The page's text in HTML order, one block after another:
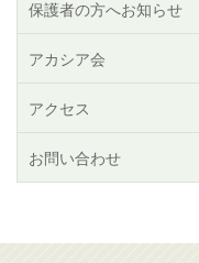
保護者の方へお知らせ
アカシア会
アクセス
お問い合わせ